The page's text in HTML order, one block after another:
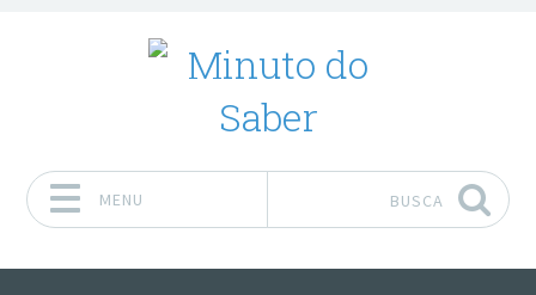
MENU BUSCA